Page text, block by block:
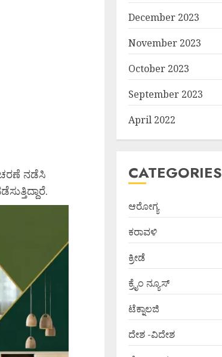
ನಡೆಸಿ
December 2023
November 2023
October 2023
September 2023
April 2022
CATEGORIES
ಆರೋಗ್ಯ
ಕರಾವಳಿ
ಕ್ರೀಡೆ
ಕ್ರೈಂ ನ್ಯೂಸ್
ಟೆಕ್ನಾಲಜಿ
ದೇಶ -ವಿದೇಶ